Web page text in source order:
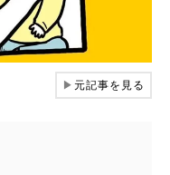
▶元記事を見る